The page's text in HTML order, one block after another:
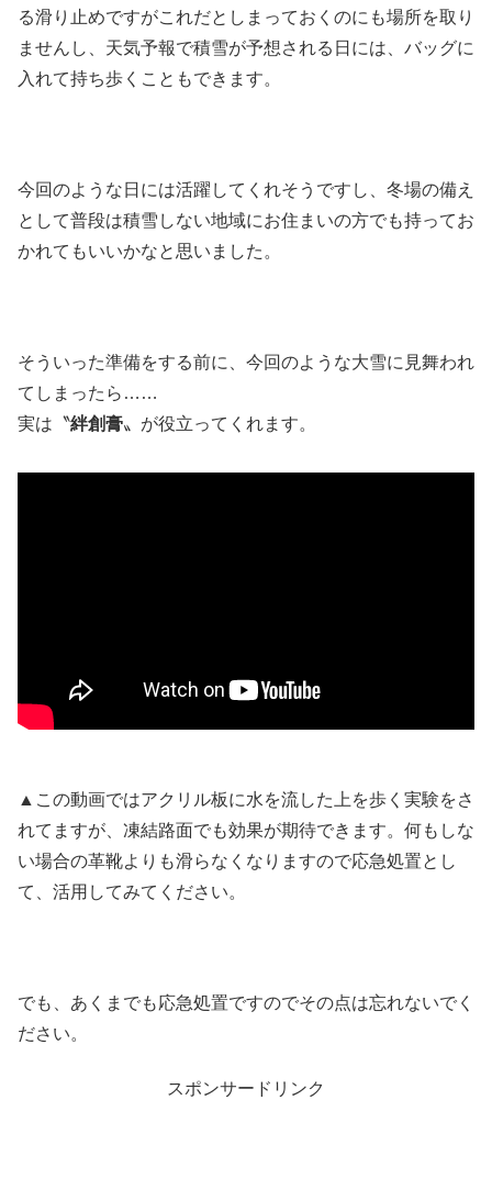
る滑り止めですがこれだとしまっておくのにも場所を取り
ませんし、天気予報で積雪が予想される日には、バッグに
入れて持ち歩くこともできます。
今回のような日には活躍してくれそうですし、冬場の備え
として普段は積雪しない地域にお住まいの方でも持ってお
かれてもいいかなと思いました。
そういった準備をする前に、今回のような大雪に見舞われ
てしまったら……
実は〝絆創膏〟が役立ってくれます。
▲この動画ではアクリル板に水を流した上を歩く実験をさ
れてますが、凍結路面でも効果が期待できます。何もしな
い場合の革靴よりも滑らなくなりますので応急処置とし
て、活用してみてください。
でも、あくまでも応急処置ですのでその点は忘れないでく
ださい。
スポンサードリンク